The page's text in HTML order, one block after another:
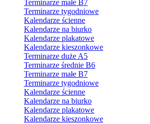
Terminarze małe B7
Terminarze tygodniowe
Kalendarze ścienne
Kalendarze na biurko
Kalendarze plakatowe
Kalendarze kieszonkowe
Terminarze duże A5
Terminarze średnie B6
Terminarze małe B7
Terminarze tygodniowe
Kalendarze ścienne
Kalendarze na biurko
Kalendarze plakatowe
Kalendarze kieszonkowe